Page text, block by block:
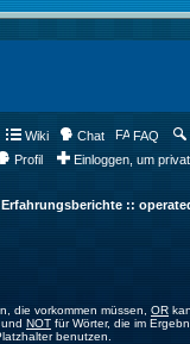
Wiki Chat FAQ
Profil
Einloggen, um
::
die vorkommen müssen, OR
NOT für Wörter, die im
benutzen.